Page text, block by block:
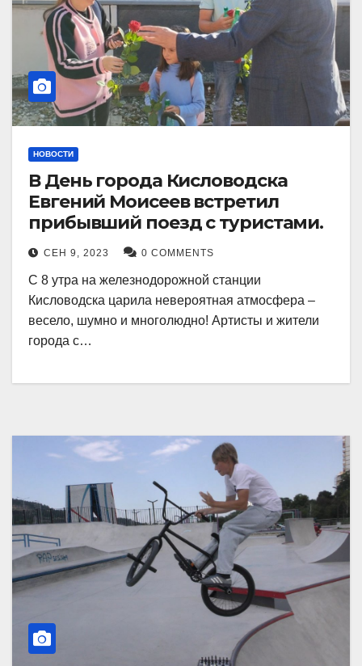
НОВОСТИ
В День города Кисловодска
Евгений Моисеев встретил
прибывший поезд с туристами.
СЕН 9, 2023 0 COMMENTS
С 8 утра на железнодорожной станции
Кисловодска царила невероятная атмосфера –
весело, шумно и многолюдно! Артисты и жители
города с…